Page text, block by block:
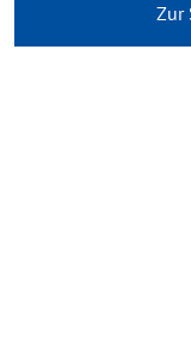
Zur